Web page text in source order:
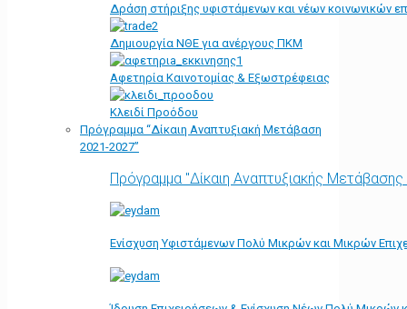
Δράση στήριξης υφιστάμενων και νέων κοινωνικών
Δημιουργία ΝΘΕ για ανέργους ΠΚΜ
Αφετηρία Kαινοτομίας & Εξωστρέφειας
Κλειδί Προόδου
Πρόγραμμα “Δίκαιη Αναπτυξιακή Μετάβαση
2021-2027”
Πρόγραμμα "Δίκαιη Αναπτυξιακής
Ενίσχυση Υφιστάμενων Πολύ Μικρών και Μικρών